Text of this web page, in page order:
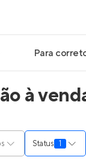
Para
Leads
Parcerias
à
Status 1